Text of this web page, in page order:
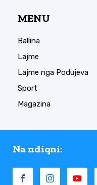
MENU
Ballina
Lajme
Lajme nga Podujeva
Sport
Magazina
Na ndiqni: